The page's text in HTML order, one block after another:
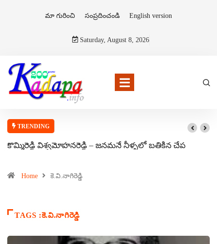
మా గురించి సంప్రదించండి English version
Saturday, August 8, 2026
TRENDING
కొమ్మిరెడ్డి విశ్వమోహనరెడ్డి – జనమనే నీళ్ళలో బతికిన చేప
Home కె.వి.నాగిరెడ్డి
TAGS :కె.వి.నాగిరెడ్డి